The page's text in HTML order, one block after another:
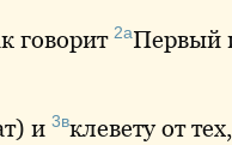
говорит 2аПервый
) и 3вклеветуот